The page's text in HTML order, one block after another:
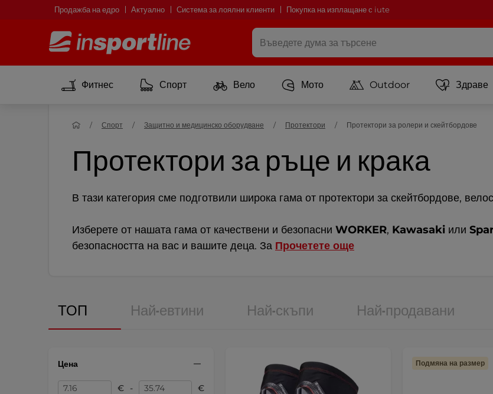
Продажба на едро Актуално Система за лоялни клиенти Покупка на изплащане с iute
Фитнес Спорт Вело Мото Outdoor Здраве
Протектори за ръце и крака
В тази категория сме подготвили широка гама от протектори за скейтбордове,
Изберете от нашата гама от качествени и безопасни WORKER, Kawasaki или
безопасността на вас и вашите деца. За Прочетете още
Спорт Защитно и медицинско оборудване Протектори Протектори за ролери и скейтбордове
ТОП Най-евтини Най-скъпи Най-продавани
Цена
€ - €
Подмяна на размер